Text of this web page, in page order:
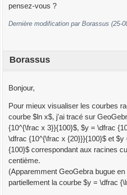
pensez-vous ?
Dernière modification par Borassus (25-
Borassus
Bonjour,
Pour mieux visualiser les courbes
courbe $ln x$, j'ai tracé sur
{10^{\frac x 3}}{100}$, $y = \dfrac
\dfrac {10^{\frac x {20}}}{100}$ et
{100}$ correspondant aux racines
centième.
(Apparemment GeoGebra bugue
partiellement la courbe $y = \dfrac